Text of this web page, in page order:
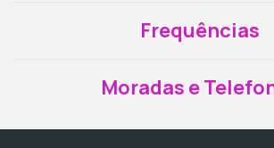
Frequências
Moradas e